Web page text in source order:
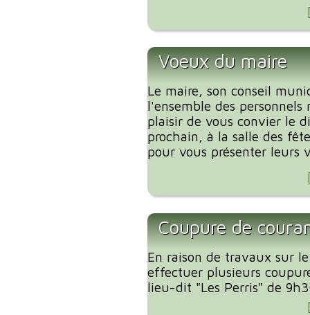
Voeux du maire
Le maire, son conseil
l'ensemble des
plaisir de vous convier le
prochain, à la salle des
pour vous présenter leurs
Coupure de
En raison de travaux sur
effectuer plusieurs
lieu-dit "Les Perris" de